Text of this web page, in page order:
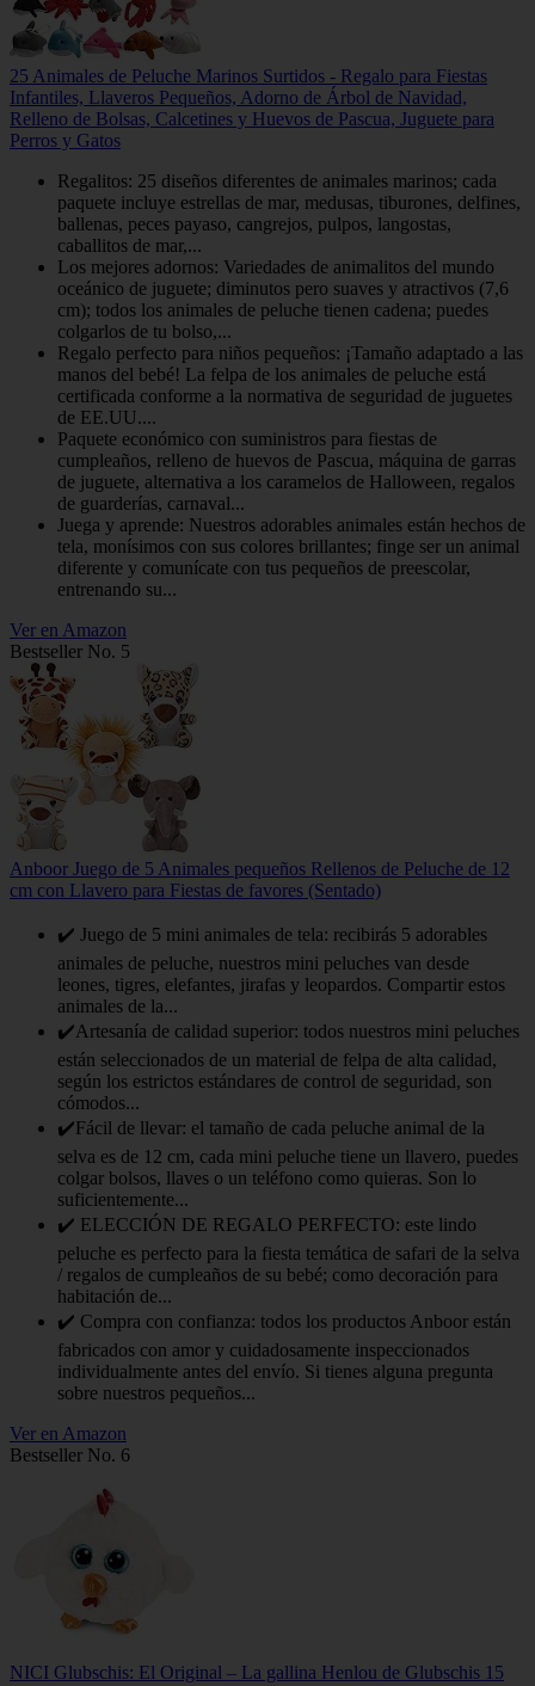
25 Animales de Peluche Marinos Surtidos - Regalo para Fiestas
Infantiles, Llaveros Pequeños, Adorno de Árbol de Navidad,
Relleno de Bolsas, Calcetines y Huevos de Pascua, Juguete para
Perros y Gatos
Regalitos: 25 diseños diferentes de animales marinos; cada
paquete incluye estrellas de mar, medusas, tiburones, delfines,
ballenas, peces payaso, cangrejos, pulpos, langostas,
caballitos de mar,...
Los mejores adornos: Variedades de animalitos del mundo
oceánico de juguete; diminutos pero suaves y atractivos (7,6
cm); todos los animales de peluche tienen cadena; puedes
colgarlos de tu bolso,...
Regalo perfecto para niños pequeños: ¡Tamaño adaptado a las
manos del bebé! La felpa de los animales de peluche está
certificada conforme a la normativa de seguridad de juguetes
de EE.UU....
Paquete económico con suministros para fiestas de
cumpleaños, relleno de huevos de Pascua, máquina de garras
de juguete, alternativa a los caramelos de Halloween, regalos
de guarderías, carnaval...
Juega y aprende: Nuestros adorables animales están hechos de
tela, monísimos con sus colores brillantes; finge ser un animal
diferente y comunícate con tus pequeños de preescolar,
entrenando su...
Ver en Amazon
Bestseller No. 5
Anboor Juego de 5 Animales pequeños Rellenos de Peluche de 12
cm con Llavero para Fiestas de favores (Sentado)
✔️ Juego de 5 mini animales de tela: recibirás 5 adorables
animales de peluche, nuestros mini peluches van desde
leones, tigres, elefantes, jirafas y leopardos. Compartir estos
animales de la...
✔️Artesanía de calidad superior: todos nuestros mini peluches
están seleccionados de un material de felpa de alta calidad,
según los estrictos estándares de control de seguridad, son
cómodos...
✔️Fácil de llevar: el tamaño de cada peluche animal de la
selva es de 12 cm, cada mini peluche tiene un llavero, puedes
colgar bolsos, llaves o un teléfono como quieras. Son lo
suficientemente...
✔️ ELECCIÓN DE REGALO PERFECTO: este lindo
peluche es perfecto para la fiesta temática de safari de la selva
/ regalos de cumpleaños de su bebé; como decoración para
habitación de...
✔️ Compra con confianza: todos los productos Anboor están
fabricados con amor y cuidadosamente inspeccionados
individualmente antes del envío. Si tienes alguna pregunta
sobre nuestros pequeños...
Ver en Amazon
Bestseller No. 6
NICI Glubschis: El Original – La gallina Henlou de Glubschis 15